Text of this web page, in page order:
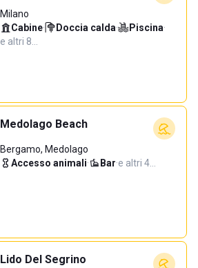
Milano
Cabine· Doccia calda· Piscina·
e altri 8…
Medolago Beach
Bergamo, Medolago
Accesso animali· Bar·e altri 4…
Lido Del Segrino